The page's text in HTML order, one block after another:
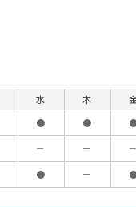
水 木
● ●
－ － －
● －